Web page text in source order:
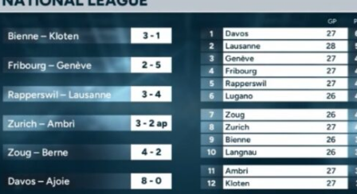
ET
RÉSULTATS
DES
MATCHS